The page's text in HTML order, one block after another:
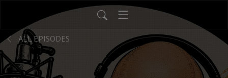
ALL EPISODES